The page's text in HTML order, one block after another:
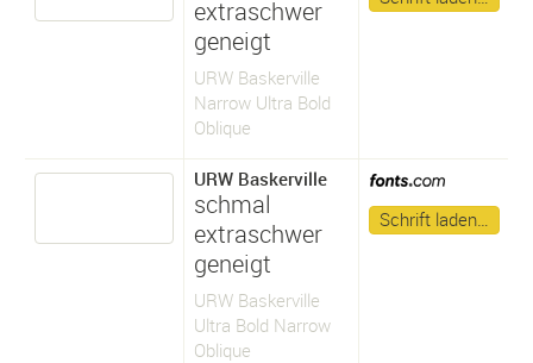
extraschwer
geneigt
URW Baskerville
Narrow Ultra Bold
Oblique
URW Baskerville
schmal
extraschwer
geneigt
URW Baskerville
Ultra Bold Narrow
Oblique
Schrift laden…